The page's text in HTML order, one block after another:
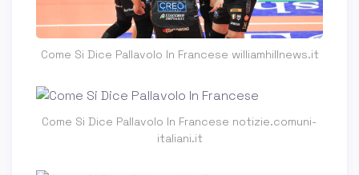
Come Si Dice Pallavolo In Francese williamhillnews.it
Come Si Dice Pallavolo In Francese notizie.comuni-
italiani.it